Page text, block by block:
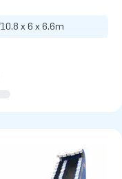
10.8 x 6 x 6.6m